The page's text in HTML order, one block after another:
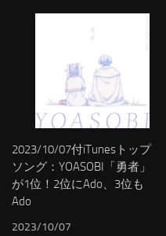
2023/10/07付iTunesトップ
ソング：YOASOBI「勇者」
が1位！2位にAdo、3位も
Ado
2023/10/07